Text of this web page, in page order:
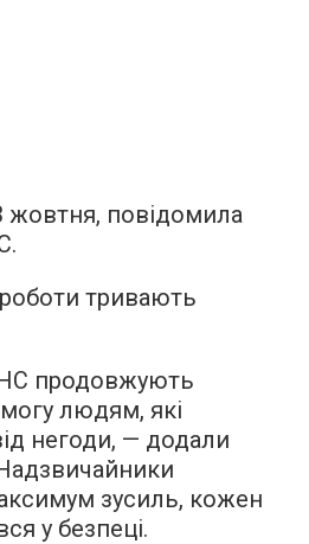
жовтня, повідомила
тривають
продовжують
людям, які
негоди, — додали
зусиль, кожен
у безпеці.